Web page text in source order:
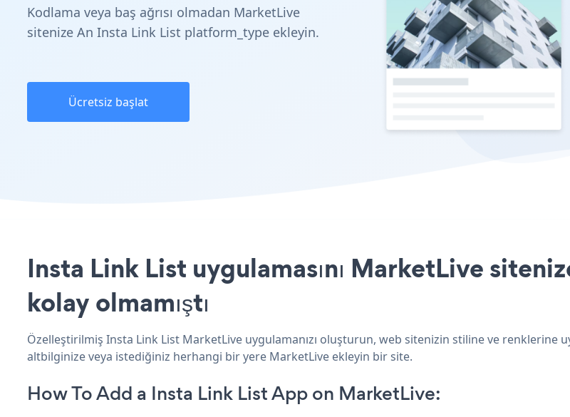
Kodlama veya baş ağrısı olmadan MarketLive
sitenize An Insta Link List platform_type ekleyin.
Ücretsiz başlat
Insta Link List uygulamasını MarketLive
kolay olmamıştı
Özelleştirilmiş Insta Link List MarketLive uygulamanızı oluşturun, web sitenizin stiline ve renklerine
altbilginize veya istediğiniz herhangi bir yere MarketLive ekleyin bir site.
How To Add a Insta Link List App on MarketLive: